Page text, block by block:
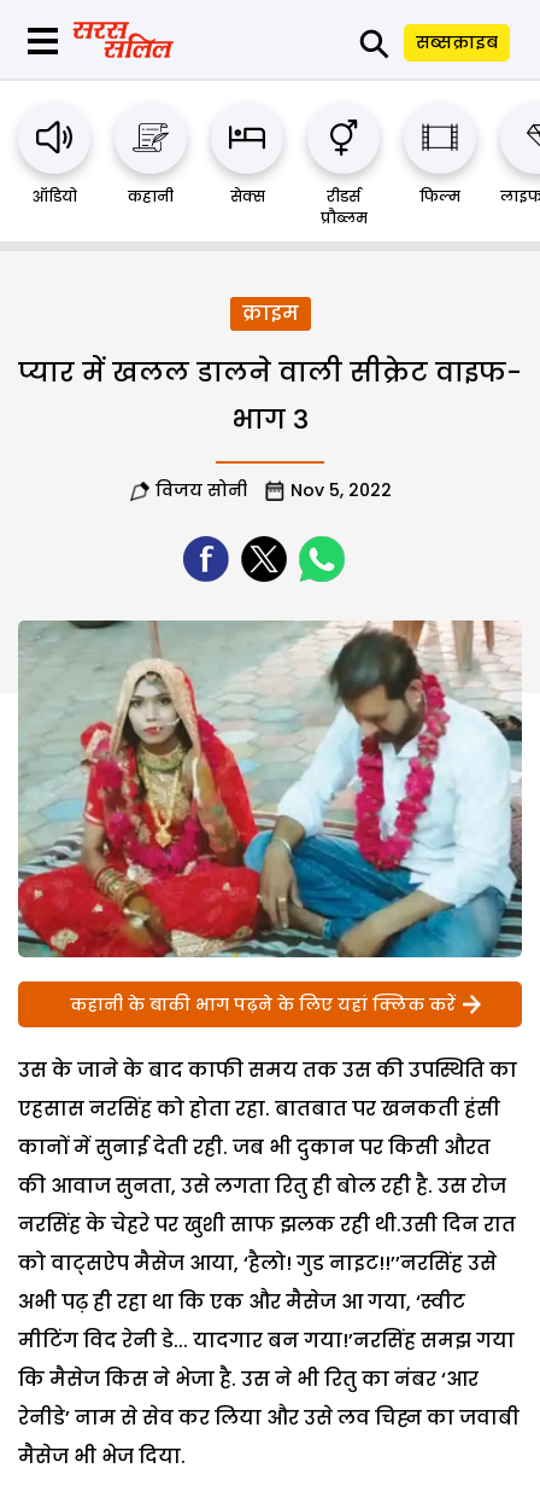
⚲ सब्सक्राइब
ऑडियो कहानी सेक्स
रीडर्स
प्रौब्लम
फिल्म
क्राइम
प्यार में खलल डालने वाली सीक्रेट वाइफ-
भाग 3
विजय सोनी Nov 5, 2022
कहानी के बाकी भाग पढ़ने के लिए यहां क्लिक करें
उस के जाने के बाद काफी समय तक उस की उपस्थिति का
एहसास नरसिंह को होता रहा. बातबात पर खनकती हंसी
कानों में सुनाई देती रही. जब भी दुकान पर किसी औरत
की आवाज सुनता, उसे लगता रितु ही बोल रही है. उस रोज
नरसिंह के चेहरे पर खुशी साफ झलक रही थी.उसी दिन रात
को वाट्सऐप मैसेज आया, ‘हैलो! गुड नाइट!!’’नरसिंह उसे
अभी पढ़ ही रहा था कि एक और मैसेज आ गया, ‘स्वीट
मीटिंग विद रेनी डे... यादगार बन गया!’नरसिंह समझ गया
कि मैसेज किस ने भेजा है. उस ने भी रितु का नंबर ‘आर
रेनीडे’ नाम से सेव कर लिया और उसे लव चिह्न का जवाबी
मैसेज भी भेज दिया.